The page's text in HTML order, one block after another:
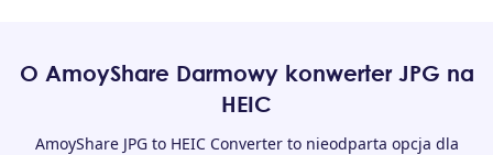
O AmoyShare Darmowy konwerter JPG na
HEIC
AmoyShare JPG to HEIC Converter to nieodparta opcja dla